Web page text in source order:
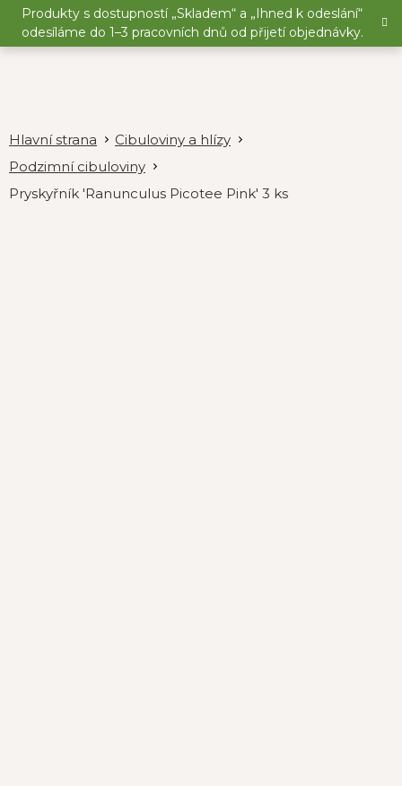
Přejít
obsah
Produkty s dostupností „Skladem“ a „Ihned k odeslání“
odesíláme do 1–3 pracovních dnů od přijetí objednávky.
Cibuloviny a hlízy
Podzimní cibuloviny
Pryskyřník 'Ranunculus Picotee Pink' 3 ks